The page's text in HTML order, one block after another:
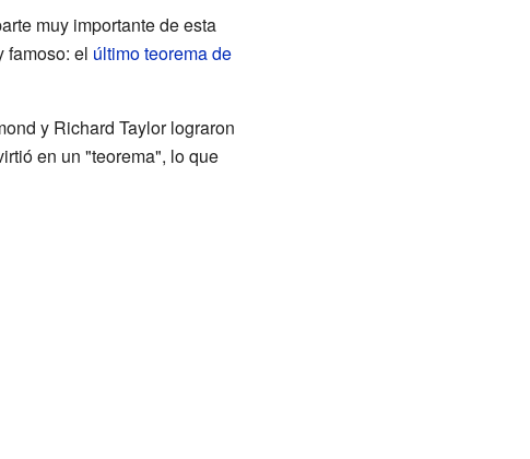
muy importante de esta
famoso: el último teorema de
y Richard Taylor lograron
en un "teorema", lo que